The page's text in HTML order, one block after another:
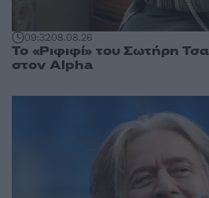
09:3208.08.26
Το «Ριφιφί» του Σωτήρη
στον Alpha